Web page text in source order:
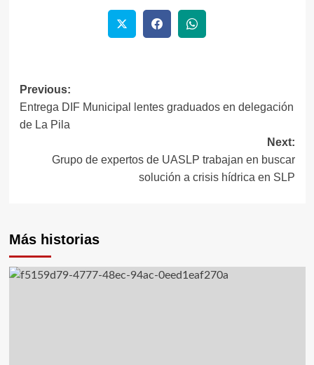
Post
navigation
Previous:
Entrega DIF Municipal lentes graduados en delegación
de La Pila
Next:
Grupo de expertos de UASLP trabajan en buscar
solución a crisis hídrica en SLP
Más historias